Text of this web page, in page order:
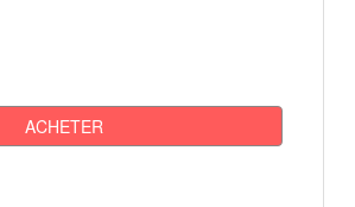
ACHETER